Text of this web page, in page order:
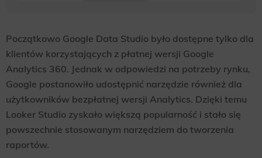
Początkowo Google Data Studio było dostępne tylko dla
klientów korzystających z płatnej wersji Google
Analytics 360. Jednak w odpowiedzi na potrzeby rynku,
Google postanowiło udostępnić narzędzie również dla
użytkowników bezpłatnej wersji Analytics. Dzięki temu
Looker Studio zyskało większą popularność i stało się
powszechnie stosowanym narzędziem do tworzenia
raportów.